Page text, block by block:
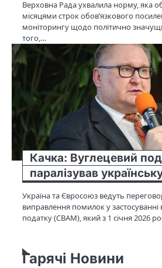
Верховна Рада ухвалила норму, яка
місяцями строк обов’язкового
моніторингу щодо політично
того,…
Качка: Вуглецевий
паралізував
Україна та Євросоюз ведуть
виправлення помилок у застосуванні
податку (CBAM), який з 1 січня 2026
Гарячі Новини